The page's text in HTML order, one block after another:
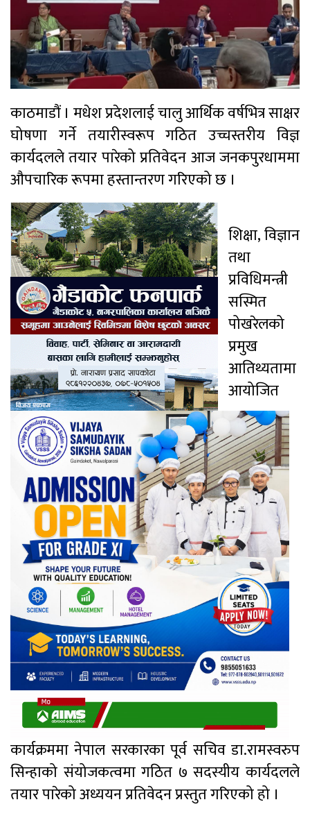
काठमाडौं । मधेश प्रदेशलाई चालु आर्थिक वर्षभित्र साक्षर
घोषणा गर्ने तयारीस्वरूप गठित उच्चस्तरीय विज्ञ
कार्यदलले तयार पारेको प्रतिवेदन आज जनकपुरधाममा
औपचारिक रूपमा हस्तान्तरण गरिएको छ ।
शिक्षा, विज्ञान
तथा
प्रविधिमन्त्री
सस्मित
पोखरेलको
प्रमुख
आतिथ्यतामा
आयोजित
कार्यक्रममा नेपाल सरकारका पूर्व सचिव डा.रामस्वरुप
सिन्हाको संयोजकत्वमा गठित ७ सदस्यीय कार्यदलले
तयार पारेको अध्ययन प्रतिवेदन प्रस्तुत गरिएको हो ।